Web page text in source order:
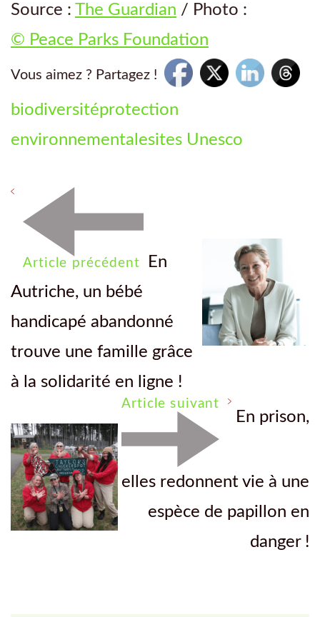
Source : The Guardian / Photo :
© Peace Parks Foundation
Vous aimez ? Partagez !
biodiversitéprotection
environnementalesites Unesco
Article précédent
En
Autriche, un bébé
handicapé abandonné
trouve une famille grâce
à la solidarité en ligne !
Article suivant
En prison,
elles redonnent vie à une
espèce de papillon en
danger !